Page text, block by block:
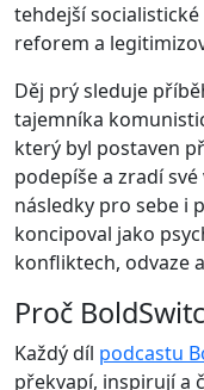
tehdejší
reforem a
Děj prý sleduje
tajemníka
který byl postaven
podepíše a zradí
následky pro sebe i
koncipoval jako
konfliktech, odvaze
Proč
Každý díl podcastu
překvapí, inspirují a